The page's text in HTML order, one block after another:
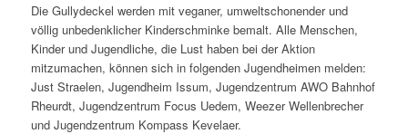
Die Gullydeckel werden mit veganer, umweltschonender und
völlig unbedenklicher Kinderschminke bemalt. Alle Menschen,
Kinder und Jugendliche, die Lust haben bei der Aktion
mitzumachen, können sich in folgenden Jugendheimen melden:
Just Straelen, Jugendheim Issum, Jugendzentrum AWO Bahnhof
Rheurdt, Jugendzentrum Focus Uedem, Weezer Wellenbrecher
und Jugendzentrum Kompass Kevelaer.